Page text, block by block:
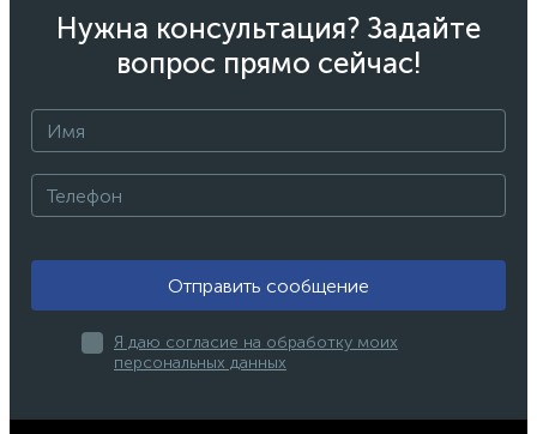
Нужна консультация? Задайте
вопрос прямо сейчас!
Отправить сообщение
Я даю согласие на обработку моих
персональных данных